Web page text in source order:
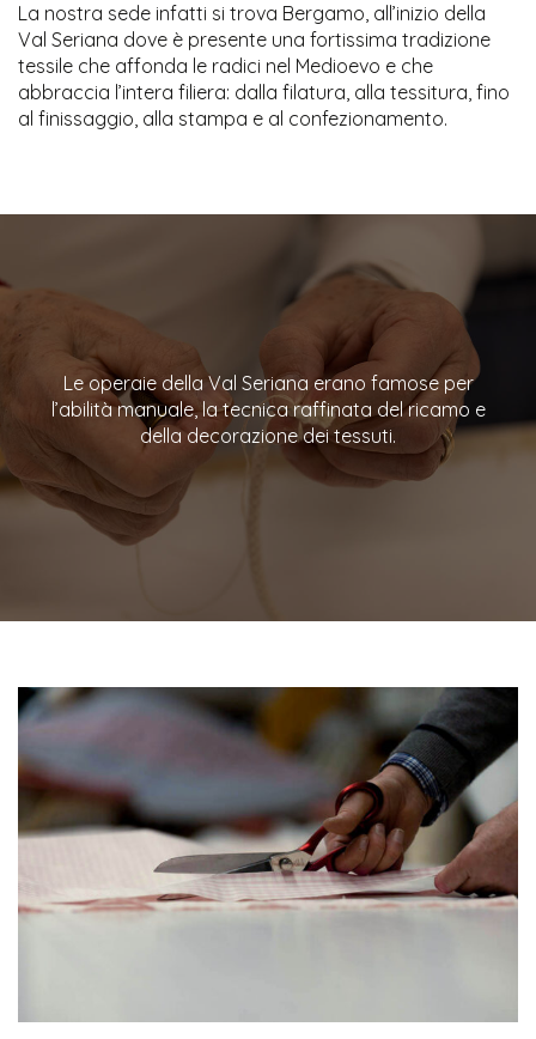
La nostra sede infatti si trova Bergamo, all’inizio della
Val Seriana dove è presente una fortissima tradizione
tessile che affonda le radici nel Medioevo e che
abbraccia l’intera filiera: dalla filatura, alla tessitura, fino
al finissaggio, alla stampa e al confezionamento.
Le operaie della Val Seriana erano famose per
l’abilità manuale, la tecnica raffinata del ricamo e
della decorazione dei tessuti.